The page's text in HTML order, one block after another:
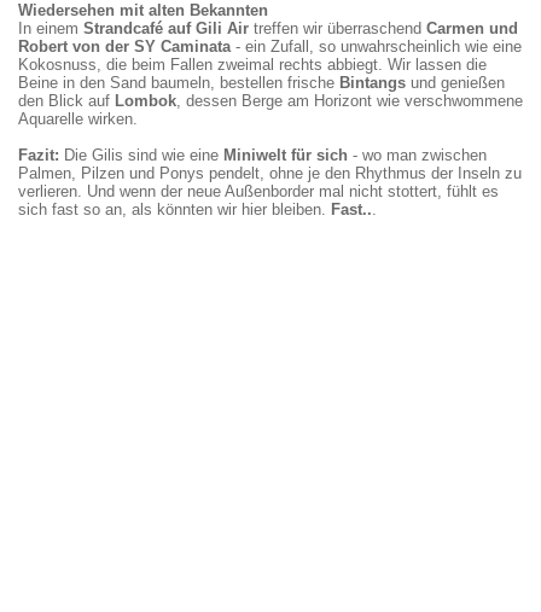
Wiedersehen mit alten Bekannten
In einem Strandcafé auf Gili Air treffen wir überraschend Carmen und
Robert von der SY Caminata- ein Zufall, so unwahrscheinlich wie eine
Kokosnuss, die beim Fallen zweimal rechts abbiegt. Wir lassen die
Beine in den Sand baumeln, bestellen frische Bintangs und genießen
den Blick auf Lombok, dessen Berge am Horizont wie verschwommene
Aquarelle wirken.
Fazit: Die Gilis sind wie eine Miniwelt für sich - wo man zwischen
Palmen, Pilzen und Ponys pendelt, ohne je den Rhythmus der Inseln zu
verlieren. Und wenn der neue Außenborder mal nicht stottert, fühlt es
sich fast so an, als könnten wir hier bleiben. Fast...
PS
bringen
die
Touristen
in
2
1/2
Stunden
Bali
zu
den
Gili-
Inseln.
Trawangan.
Es
erstaunt
uns
immer,
wie
wenig
Schaden
Boote
bei
einer
Strandung
nehmen.
mal
anders.
Das
einzig
verfügbare
Transportmittel
auf
den
Inseln,
das
"1
PS
Bemo".
Café
in
Gili
Air
Wir
treffen
Carmen
Robert
von
der
SY
"Caminata".
Relax
und
genisse
die
Aussicht
Beach
desselben
Cafés,
Sicht
auf
die
Insel
Lombok.